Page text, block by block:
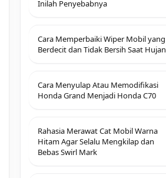
Inilah Penyebabnya
Cara Memperbaiki Wiper Mobil yang
Berdecit dan Tidak Bersih Saat Hujan
Cara Menyulap Atau Memodifikasi
Honda Grand Menjadi Honda C70
Rahasia Merawat Cat Mobil Warna
Hitam Agar Selalu Mengkilap dan
Bebas Swirl Mark